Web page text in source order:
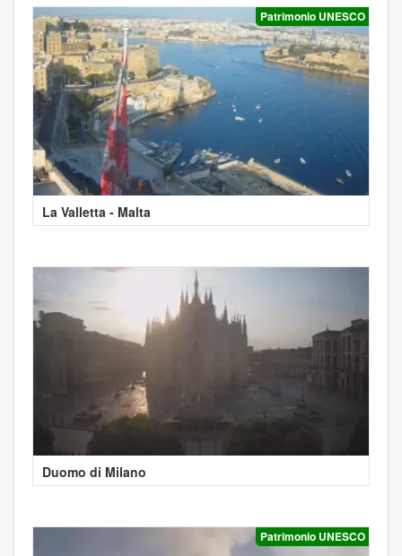
Patrimonio UNESCO
La Valletta - Malta
Duomo di Milano
Patrimonio UNESCO